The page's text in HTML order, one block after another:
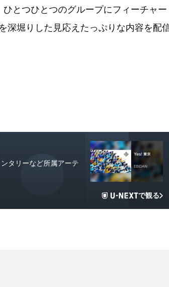
とつひとつのグループにフィーチャー
深堀りした見応えたっぷりな内容を配
タリーなど所属アーテ
で観る